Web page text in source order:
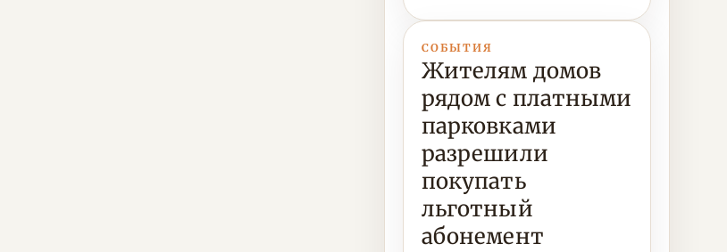
СОБЫТИЯ
Жителям домов
рядом с платными
парковками
разрешили
покупать
льготный
абонемент